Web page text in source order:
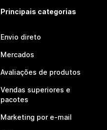
Principais categorias
Envio direto
Mercados
Avaliações de produtos
Vendas superiores e
pacotes
Marketing por e-mail